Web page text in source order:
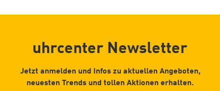
uhrcenter Newsletter
Jetzt anmelden und Infos zu aktuellen Angeboten,
neuesten Trends und tollen Aktionen erhalten.